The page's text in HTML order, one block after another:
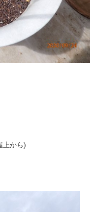
上から)